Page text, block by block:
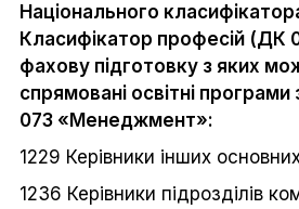
Національного
Класифікатор професій (ДК
фахову підготовку з яких
спрямовані освітні програми
073 «Менеджмент»:
1229 Керівники інших
1236 Керівники підрозділів